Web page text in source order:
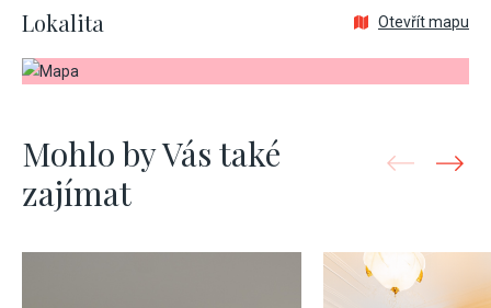
Lokalita Otevřít mapu
Mohlo by Vás také
zajímat